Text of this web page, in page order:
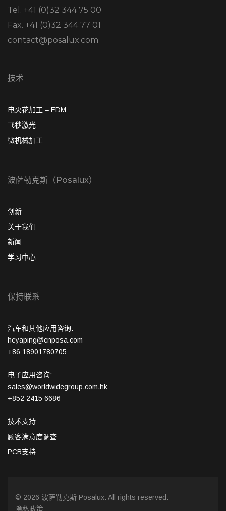
Tel. +41 (0)32 344 75 00
Fax. +41 (0)32 344 77 01
contact@posalux.com
技术
电火花加工 – EDM
飞秒激光
微机械加工
波萨勒克斯（Posalux）
创新
关于我们
新闻
学习中心
保持联系
汽车和其他应用咨询:
heyaping@cnposa.com
+86 18901780705
电子应用咨询:
sales@worldwidegroup.com.hk
+852 2415 6686
技术支持
顾客满意度调查
PCB支持
© 2026 波萨勒克斯 Posalux. All rights reserved.
隐私政策